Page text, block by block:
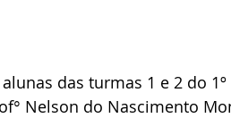
das turmas 1 e 2 do
Nelson do Nascimento